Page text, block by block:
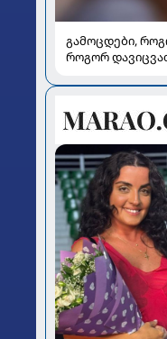
გამოცდები,
როგორ